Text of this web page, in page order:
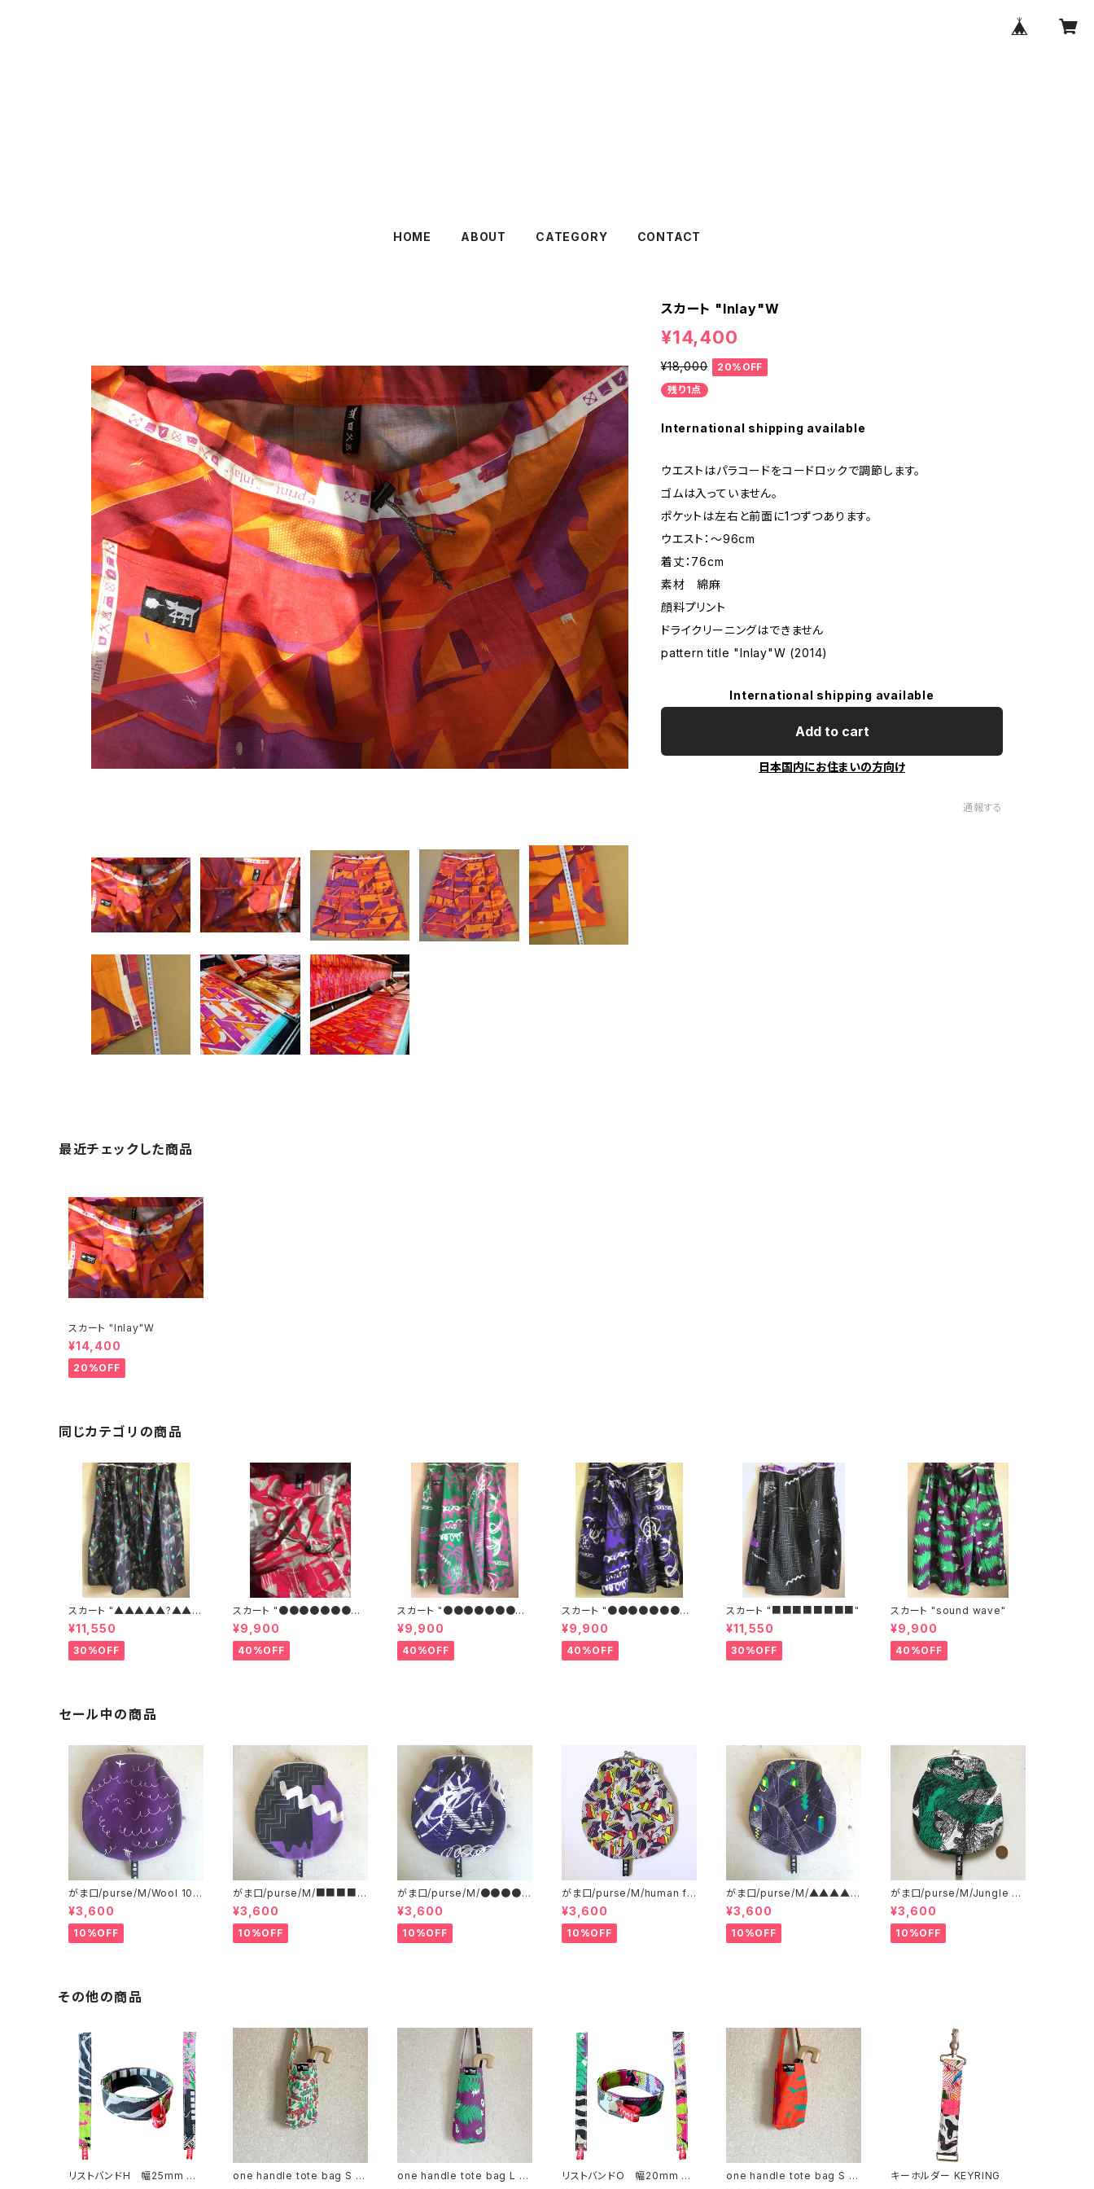
HOME ABOUT CATEGORY CONTACT
スカート "Inlay"W
¥14,400
¥18,000
20%OFF
残り1点
International shipping available
ウエストはパラコードをコードロックで調節します。
ゴムは入っていません。
ポケットは左右と前面に1つずつあります。
ウエスト：～96cm
着丈：76cm
素材 綿麻
顔料プリント
ドライクリーニングはできません
pattern title "Inlay"W (2014)
International shipping available
Add to cart
日本国内にお住まいの方向け
通報する
最近チェックした商品
スカート "Inlay"W
¥14,400
20%OFF
同じカテゴリの商品
スカート "▲▲▲▲▲?▲▲
▲"
¥11,550
30%OFF
スカート "●●●●●●●●
●"R
¥9,900
40%OFF
スカート "●●●●●●●●
●"G
¥9,900
40%OFF
スカート "●●●●●●●●
●"B
¥9,900
40%OFF
スカート "■■■■■■■■"
¥11,550
30%OFF
スカート "sound wave"
¥9,900
40%OFF
セール中の商品
がま口/purse/M/Wool 10
0%
¥3,600
10%OFF
がま口/purse/M/■■■■■
■■■ AB
¥3,600
10%OFF
がま口/purse/M/●●●●●
●●●●
¥3,600
10%OFF
がま口/purse/M/human fe
rtilizer
¥3,600
10%OFF
がま口/purse/M/▲▲▲▲
▲?▲▲▲ AB
¥3,600
10%OFF
がま口/purse/M/Jungle H
ere
¥3,600
10%OFF
その他の商品
リストバンドH 幅25mm リ
one handle tote bag S ワ
one handle tote bag L ワ
リストバンドO 幅20mm リ
one handle tote bag S ワ
キーホルダー KEYRING